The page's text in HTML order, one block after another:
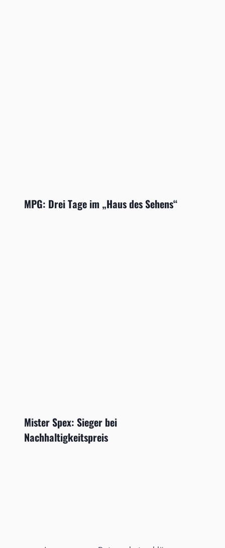
MPG: Drei Tage im „Haus des Sehens“
Mister Spex: Sieger bei
Nachhaltigkeitspreis